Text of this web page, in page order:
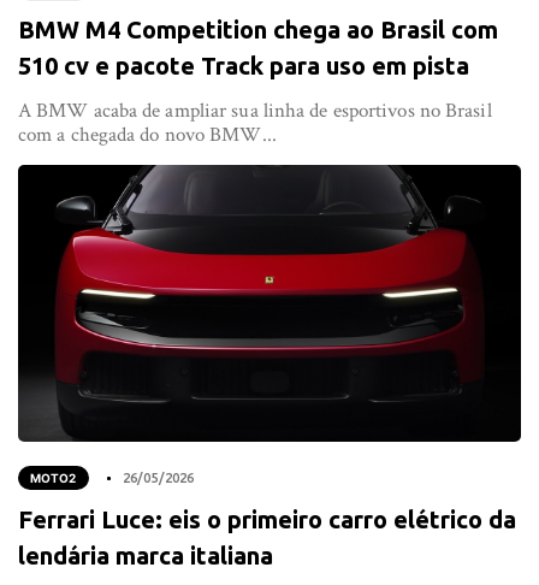
BMW M4 Competition chega ao Brasil com
510 cv e pacote Track para uso em pista
A BMW acaba de ampliar sua linha de esportivos no Brasil
com a chegada do novo BMW...
MOTO2 26/05/2026
Ferrari Luce: eis o primeiro carro elétrico da
lendária marca italiana